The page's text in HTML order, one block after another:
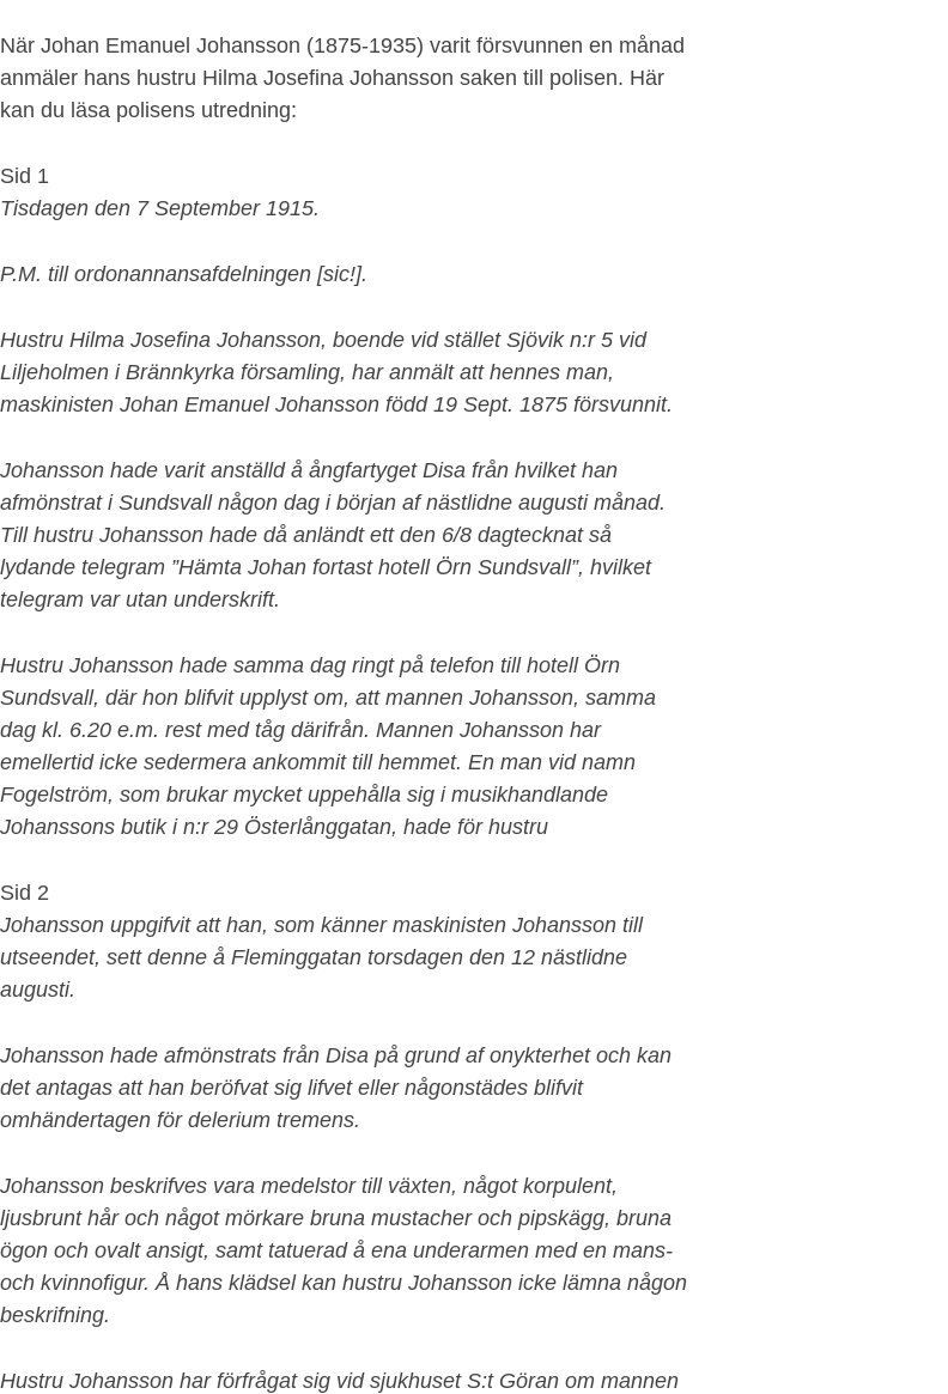
När Johan Emanuel Johansson (1875-1935) varit försvunnen en månad
anmäler hans hustru Hilma Josefina Johansson saken till polisen. Här
kan du läsa polisens utredning:
Sid 1
Tisdagen den 7 September 1915.
P.M. till ordonannansafdelningen [sic!].
Hustru Hilma Josefina Johansson, boende vid stället Sjövik n:r 5 vid
Liljeholmen i Brännkyrka församling, har anmält att hennes man,
maskinisten Johan Emanuel Johansson född 19 Sept. 1875 försvunnit.
Johansson hade varit anställd å ångfartyget Disa från hvilket han
afmönstrat i Sundsvall någon dag i början af nästlidne augusti månad.
Till hustru Johansson hade då anländt ett den 6/8 dagtecknat så
lydande telegram ”Hämta Johan fortast hotell Örn Sundsvall”, hvilket
telegram var utan underskrift.
Hustru Johansson hade samma dag ringt på telefon till hotell Örn
Sundsvall, där hon blifvit upplyst om, att mannen Johansson, samma
dag kl. 6.20 e.m. rest med tåg därifrån. Mannen Johansson har
emellertid icke sedermera ankommit till hemmet. En man vid namn
Fogelström, som brukar mycket uppehålla sig i musikhandlande
Johanssons butik i n:r 29 Österlånggatan, hade för hustru
Sid 2
Johansson uppgifvit att han, som känner maskinisten Johansson till
utseendet, sett denne å Fleminggatan torsdagen den 12 nästlidne
augusti.
Johansson hade afmönstrats från Disa på grund af onykterhet och kan
det antagas att han beröfvat sig lifvet eller någonstädes blifvit
omhändertagen för delerium tremens.
Johansson beskrifves vara medelstor till växten, något korpulent,
ljusbrunt hår och något mörkare bruna mustacher och pipskägg, bruna
ögon och ovalt ansigt, samt tatuerad å ena underarmen med en mans-
och kvinnofigur. Å hans klädsel kan hustru Johansson icke lämna någon
beskrifning.
Hustru Johansson har förfrågat sig vid sjukhuset S:t Göran om mannen